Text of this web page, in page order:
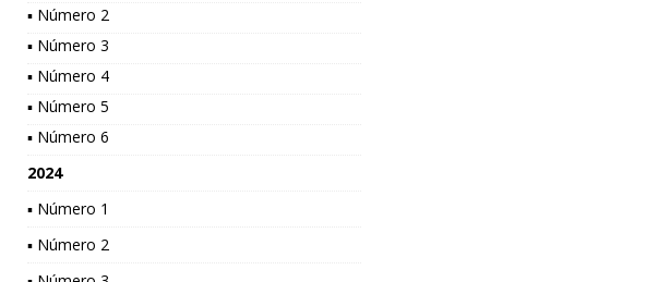
▪ Número 2
▪ Número 3
▪ Número 4
▪ Número 5
▪ Número 6
2024
▪ Número 1
▪ Número 2